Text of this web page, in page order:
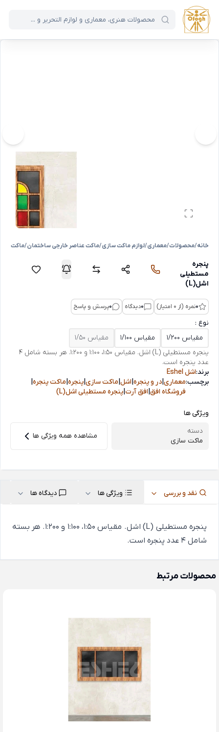
خانه/محصولات/معماری/لوازم ماکت سازی/ماکت عناصر خارجی ساختمان/ماکت در
پنجره
مستطیلی
اشل(L)
0نمره (از 0 امتیاز) 0دیدگاه 0پرسش و پاسخ
پنجره مستطیلی (L) اشل. مقیاس 1:50، 1:100 و 1:200. هر بسته شامل 4
عدد پنجره است.
نوع :
مقیاس 1/200
مقیاس 1/100 مقیاس 1/50
برند:اشل Eshel
برچسب:معماری در و پنجره اشل ماکت سازی پنجره ماکت پنجره
فروشگاه افق افق آرت پنجره مستطیلی اشل(L)
ویژگی ها
دسته
ماکت سازی
مشاهده همه ویژگی ها
نقد و بررسی ویژگی ها دیدگاه ها
پنجره مستطیلی (L) اشل. مقیاس 1:50، 1:100 و 1:200. هر بسته
شامل 4 عدد پنجره است.
محصولات مرتبط